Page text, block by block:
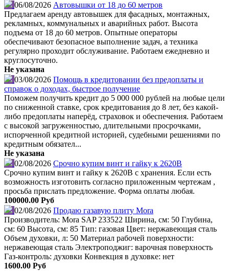
06/08/2026 Автовышки от 18 до 60 метров
Предлагаем аренду автовышек для фасадных, монтажных,
рекламных, коммунальных и аварийных работ. Высота
подъема от 18 до 60 метров. Опытные операторы
обеспечивают безопасное выполнение задач, а техника
регулярно проходит обслуживание. Работаем ежедневно и
круглосуточно.
Не указана
03/08/2026 Помощь в кредитовании без предоплаты и
справок о доходах, быстрое получение
Поможем получить кредит до 5 000 000 рублей на любые цели
по сниженной ставке, срок кредитования до 8 лет, без какой-
либо предоплаты наперёд, страховок и обеспечения. Работаем
с высокой загруженностью, длительными просрочками,
испорченной кредитной историей, судебными решениями по
кредитным обязател...
Не указана
02/08/2026 Срочно купим винт и гайку к 2620В
Срочно купим винт и гайку к 2620В с хранения. Если есть
возможность изготовить согласно приложенным чертежам ,
просьба прислать предложение. Форма оплаты любая.
100000.00 Руб
02/08/2026 Продаю газавую плиту Mora
Производитель: Mora SAP 233522 Ширина, см: 50 Глубина,
см: 60 Высота, см: 85 Тип: газовая Цвет: нержавеющая сталь
Объем духовки, л: 50 Материал рабочей поверхности:
нержавеющая сталь Электроподжиг: варочная поверхность
Газ-контроль: духовки Конвекция в духовке: нет
1600.00 Руб